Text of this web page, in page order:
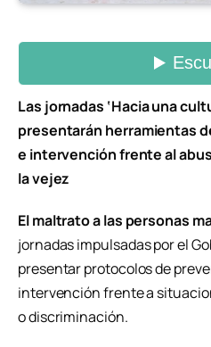
Las jornadas ‘Hacia una
presentarán herramientas
e intervención frente al
la vejez
El maltrato a las personas
jornadas impulsadas por el
presentar protocolos de
intervención frente a
o discriminación.